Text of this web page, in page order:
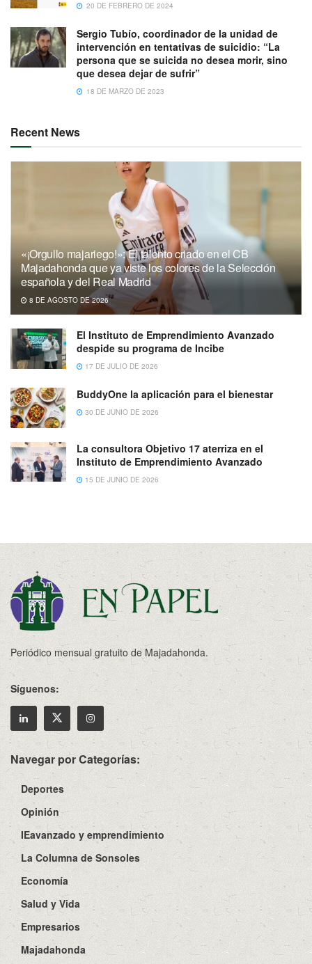
20 DE FEBRERO DE 2024
Sergio Tubío, coordinador de la unidad de
intervención en tentativas de suicidio: “La
persona que se suicida no desea morir, sino
que desea dejar de sufrir”
18 DE MARZO DE 2023
Recent News
«¡Orgullo majariego!»: El talento criado en el CB
Majadahonda que ya viste los colores de la Selección
española y del Real Madrid
8 DE AGOSTO DE 2026
El Instituto de Emprendimiento Avanzado
despide su programa de Incibe
17 DE JULIO DE 2026
BuddyOne la aplicación para el bienestar
30 DE JUNIO DE 2026
La consultora Objetivo 17 aterriza en el
Instituto de Emprendimiento Avanzado
15 DE JUNIO DE 2026
Periódico mensual gratuito de Majadahonda.
Síguenos:
Navegar por Categorías:
Deportes
Opinión
IEavanzado y emprendimiento
La Columna de Sonsoles
Economía
Salud y Vida
Empresarios
Majadahonda